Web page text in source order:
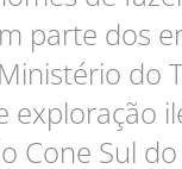
parte dos
do
exploração
Cone Sul